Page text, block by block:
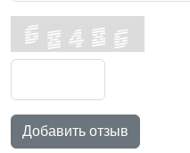
Добавить отзыв